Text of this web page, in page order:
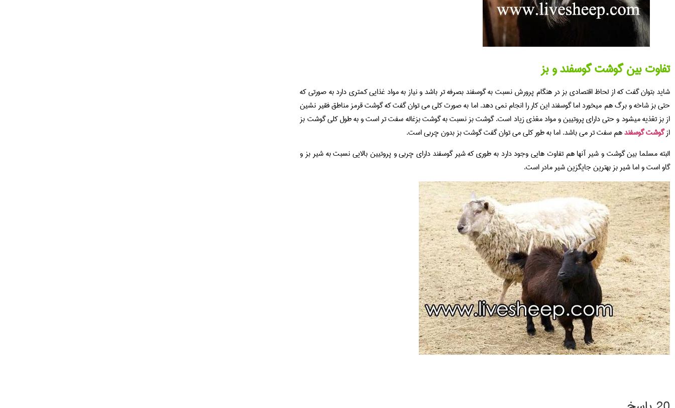
تفاوت بین گوشت گوسفند و بز
شاید بتوان گفت که از لحاظ اقتصادی بز در هنگام پرورش نسبت به گوسفند بصرفه تر باشد و نیاز به مواد غذایی کمتری دارد به صورتی که
حتی بز شاخه و برگ هم میخورد اما گوسفند این کار را انجام نمی دهد. اما به صورت کلی می توان گفت که گوشت قرمز مناطق فقیر نشین
از بز تغذیه میشود و حتی دارای پروتیین و مواد مغذی زیاد است. گوشت بز نسبت به گوشت بزغاله سفت تر است و به طول کلی گوشت بز
ازگوشت گوسفندهم سفت تر می باشد. اما به طور کلی می توان گفت گوشت بز بدون چربی است.
البته مسلما بین گوشت و شیر آنها هم تفاوت هایی وجود دارد به طوری که شیر گوسفند دارای چربی و پروتیین بالایی نسبت به شیر بز و
گاو است و اما شیر بز بهترین جایگزین شیر مادر است.